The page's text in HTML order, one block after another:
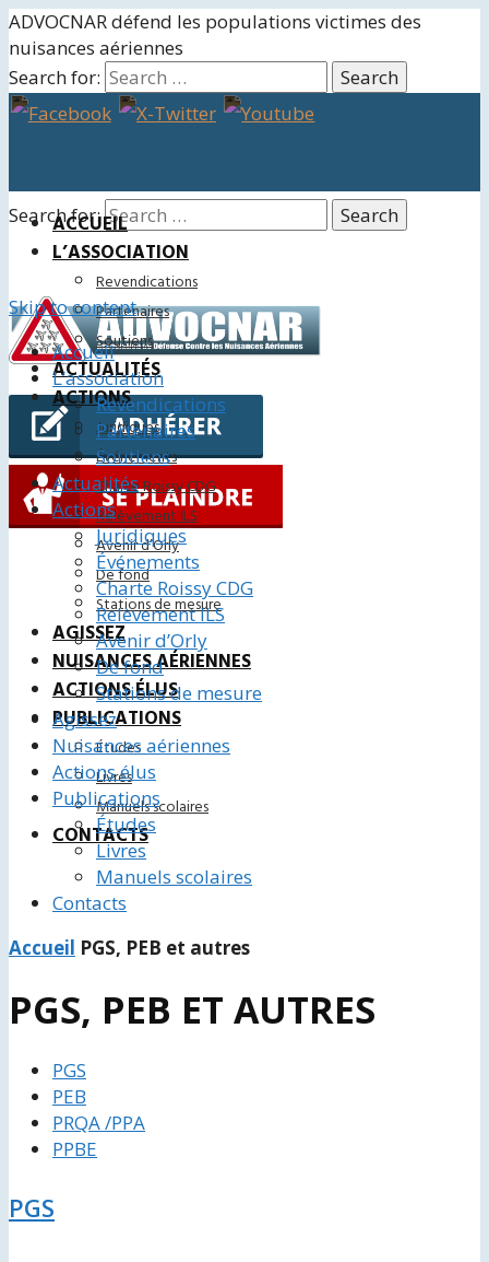
ADVOCNAR défend les populations victimes des
nuisances aériennes
Search for:
Search for:
ACCUEIL
L’ASSOCIATION
Revendications
Partenaires
Soutiens
ACTUALITÉS
ACTIONS
Juridiques
Événements
Charte Roissy CDG
Relèvement ILS
Avenir d’Orly
De fond
Stations de mesure
AGISSEZ
NUISANCES AÉRIENNES
ACTIONS ÉLUS
PUBLICATIONS
Études
Livres
Manuels scolaires
CONTACTS
Skip to content
Accueil
L’association
Revendications
Partenaires
Soutiens
Actualités
Actions
Juridiques
Événements
Charte Roissy CDG
Relèvement ILS
Avenir d’Orly
De fond
Stations de mesure
Agissez
Nuisances aériennes
Actions élus
Publications
Études
Livres
Manuels scolaires
Contacts
Accueil PGS, PEB et autres
PGS, PEB ET AUTRES
PGS
PEB
PRQA /PPA
PPBE
PGS